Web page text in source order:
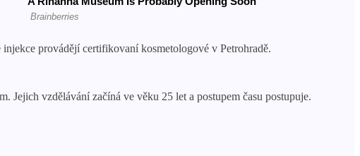
provádějí certifikovaní kosmetologové v Petrohradě.
vzdělávání začíná ve věku 25 let a postupem času postupuje.